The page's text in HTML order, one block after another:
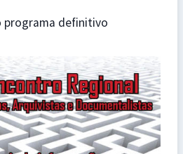
programa definitivo